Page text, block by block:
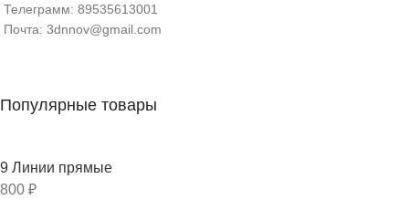
Телеграмм: 89535613001
Почта: 3dnnov@gmail.com
Популярные товары
9 Линии прямые
800 ₽